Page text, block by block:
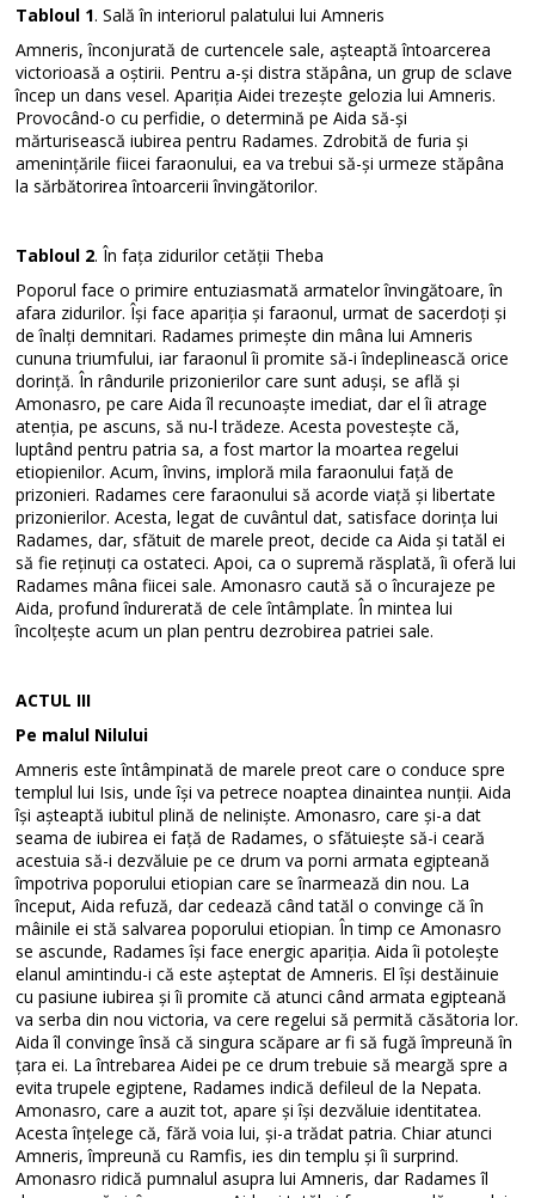
Tabloul 1. Sală în interiorul palatului lui Amneris
Amneris, înconjurată de curtencele sale, așteaptă întoarcerea
victorioasă a oștirii. Pentru a-și distra stăpâna, un grup de sclave
încep un dans vesel. Apariția Aidei trezește gelozia lui Amneris.
Provocând-o cu perfidie, o determină pe Aida să-și
mărturisească iubirea pentru Radames. Zdrobită de furia și
amenințările fiicei faraonului, ea va trebui să-și urmeze stăpâna
la sărbătorirea întoarcerii învingătorilor.
Tabloul 2. În fața zidurilor cetății Theba
Poporul face o primire entuziasmată armatelor învingătoare, în
afara zidurilor. Își face apariția și faraonul, urmat de sacerdoți și
de înalți demnitari. Radames primește din mâna lui Amneris
cununa triumfului, iar faraonul îi promite să-i îndeplinească orice
dorință. În rândurile prizonierilor care sunt aduși, se află și
Amonasro, pe care Aida îl recunoaște imediat, dar el îi atrage
atenția, pe ascuns, să nu-l trădeze. Acesta povestește că,
luptând pentru patria sa, a fost martor la moartea regelui
etiopienilor. Acum, învins, imploră mila faraonului față de
prizonieri. Radames cere faraonului să acorde viață și libertate
prizonierilor. Acesta, legat de cuvântul dat, satisface dorința lui
Radames, dar, sfătuit de marele preot, decide ca Aida și tatăl ei
să fie reținuți ca ostateci. Apoi, ca o supremă răsplată, îi oferă lui
Radames mâna fiicei sale. Amonasro caută să o încurajeze pe
Aida, profund îndurerată de cele întâmplate. În mintea lui
încolțește acum un plan pentru dezrobirea patriei sale.
ACTUL III
Pe malul Nilului
Amneris este întâmpinată de marele preot care o conduce spre
templul lui Isis, unde își va petrece noaptea dinaintea nunții. Aida
își așteaptă iubitul plină de neliniște. Amonasro, care și-a dat
seama de iubirea ei față de Radames, o sfătuiește să-i ceară
acestuia să-i dezvăluie pe ce drum va porni armata egipteană
împotriva poporului etiopian care se înarmează din nou. La
început, Aida refuză, dar cedează când tatăl o convinge că în
mâinile ei stă salvarea poporului etiopian. În timp ce Amonasro
se ascunde, Radames își face energic apariția. Aida îi potolește
elanul amintindu-i că este așteptat de Amneris. El își destăinuie
cu pasiune iubirea și îi promite că atunci când armata egipteană
va serba din nou victoria, va cere regelui să permită căsătoria lor.
Aida îl convinge însă că singura scăpare ar fi să fugă împreună în
țara ei. La întrebarea Aidei pe ce drum trebuie să meargă spre a
evita trupele egiptene, Radames indică defileul de la Nepata.
Amonasro, care a auzit tot, apare și își dezvăluie identitatea.
Acesta înțelege că, fără voia lui, și-a trădat patria. Chiar atunci
Amneris, împreună cu Ramfis, ies din templu și îi surprind.
Amonasro ridică pumnalul asupra lui Amneris, dar Radames îl